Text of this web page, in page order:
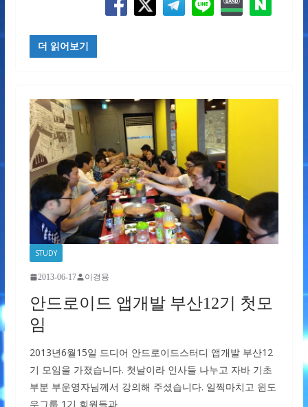
더 읽어보기
STUDY
2013-06-17 이경용
안드로이드 앱개발 부산12기 첫모
임
2013년6월15일 드디어 안드로이드스터디 앱개발 부산12
기 모임을 가졌습니다. 첫날이라 인사들 나누고 자바 기초
부분 부운영자님께서 강의해 주셨습니다. 일찍마치고 윈도
우그룹 1기 회원들과